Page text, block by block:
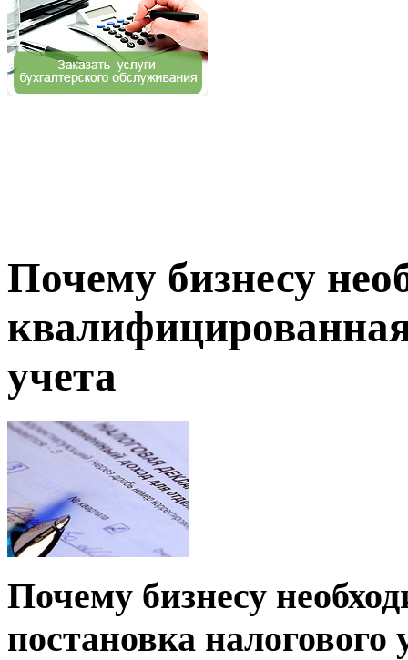
Почему бизнесу
учета
Почему бизнесу
постановка налогового